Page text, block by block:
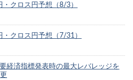
・クロス円予想（8/3）
・クロス円予想（7/31）
要経済指標発表時の最大レバレッジを